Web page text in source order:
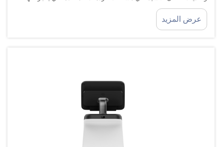
غالبًا التوجيه الثابت التقليدي. ويمثّل روبوت أوريون ستار ثورةً...
عرض المزيد